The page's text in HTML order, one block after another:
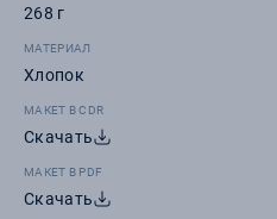
268 г
МАТЕРИАЛ
Хлопок
МАКЕТ В CDR
Скачать
МАКЕТ В PDF
Скачать